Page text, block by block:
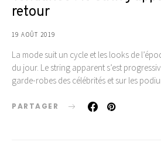
retour
19 AOÛT 2019
La mode suit un cycle et les looks de
du jour. Le string apparent s’est
garde-robes des célébrités et sur les
PARTAGER